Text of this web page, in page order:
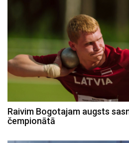
Raivim Bogotajam augsts
čempionātā